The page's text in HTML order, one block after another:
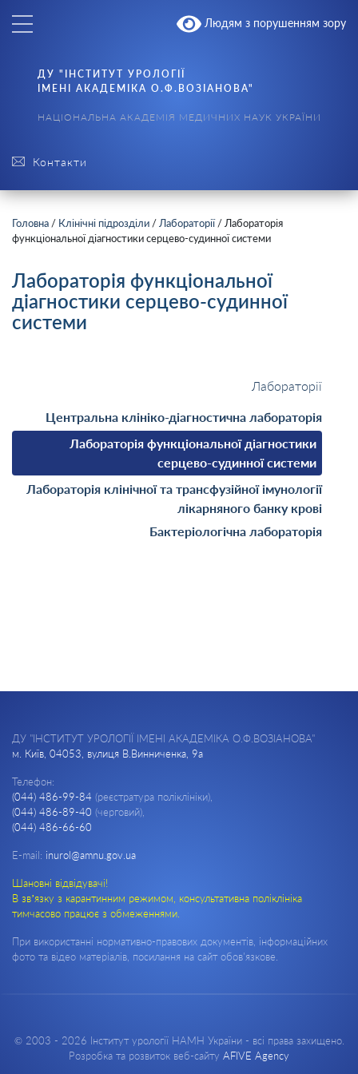
Людям з порушенням зору
Контакти
ДУ "ІНСТИТУТ УРОЛОГІЇ
ІМЕНІ АКАДЕМІКА О.Ф.ВОЗІАНОВА"
НАЦІОНАЛЬНА АКАДЕМІЯ МЕДИЧНИХ НАУК УКРАЇНИ
Головна / Клінічні підрозділи / Лабораторії/ Лабораторія
функціональної діагностики серцево-судинної системи
Лабораторія функціональної
діагностики серцево-судинної
системи
Лабораторії
Центральна клініко-діагностична лабораторія
Лабораторія функціональної діагностики
серцево-судинної системи
Лабораторія клінічної та трансфузійної імунології
лікарняного банку крові
Бактеріологічна лабораторія
ДУ "ІНСТИТУТ УРОЛОГІЇ ІМЕНІ АКАДЕМІКА О.Ф.ВОЗІАНОВА"
м. Київ, 04053, вулиця В.Винниченка, 9а
Телефон:
(044) 486-99-84 (реєстратура поліклініки),
(044) 486-89-40 (черговий),
(044) 486-66-60
E-mail: inurol@amnu.gov.ua
Шановні відвідувачі!
В зв’язку з карантинним режимом, консультативна поліклініка
тимчасово працює з обмеженнями.
При використанні нормативно-правових документів, інформаційних
фото та відео матеріалів, посилання на сайт обов'язкове.
© 2003 - 2026 Інститут урології НАМН України - всі права захищено.
Розробка та розвиток веб-сайту AFIVE Agency